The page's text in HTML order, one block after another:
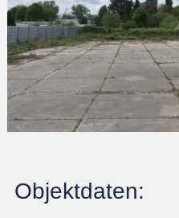
Objektdaten: